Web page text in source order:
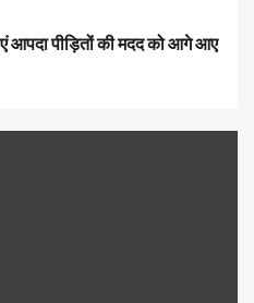
आपदा पीड़ितों की मदद को आगे आए